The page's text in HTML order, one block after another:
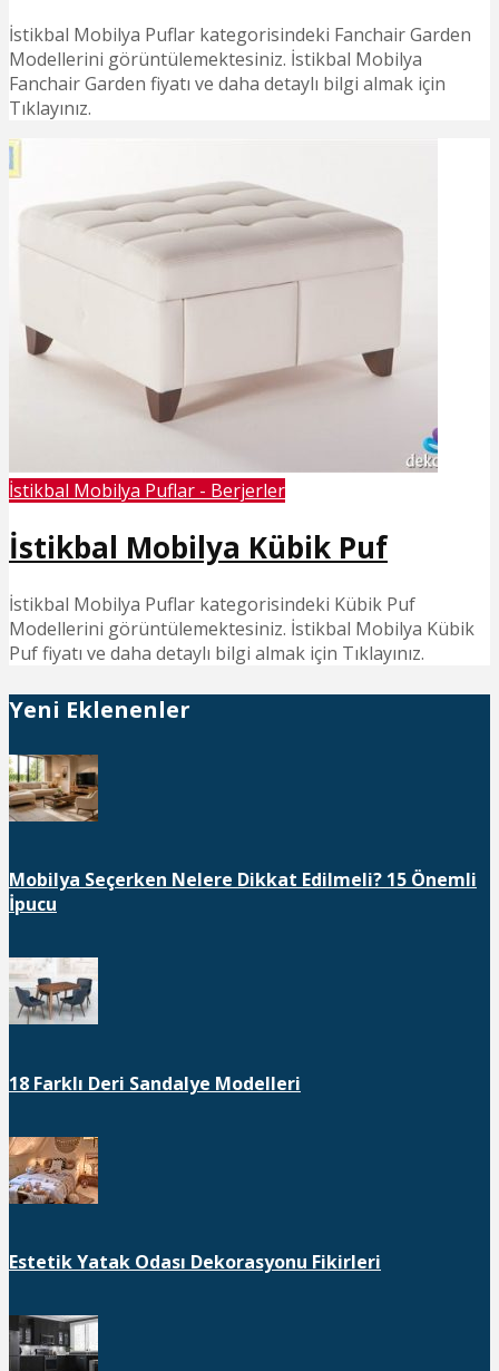
İstikbal Mobilya Puflar kategorisindeki Fanchair Garden
Modellerini görüntülemektesiniz. İstikbal Mobilya
Fanchair Garden fiyatı ve daha detaylı bilgi almak için
Tıklayınız.
İstikbal Mobilya Puflar - Berjerler
İstikbal Mobilya Kübik Puf
İstikbal Mobilya Puflar kategorisindeki Kübik Puf
Modellerini görüntülemektesiniz. İstikbal Mobilya Kübik
Puf fiyatı ve daha detaylı bilgi almak için Tıklayınız.
Yeni Eklenenler
Mobilya Seçerken Nelere Dikkat Edilmeli? 15 Önemli
İpucu
18 Farklı Deri Sandalye Modelleri
Estetik Yatak Odası Dekorasyonu Fikirleri